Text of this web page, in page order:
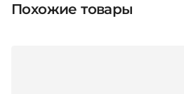
Похожие товары